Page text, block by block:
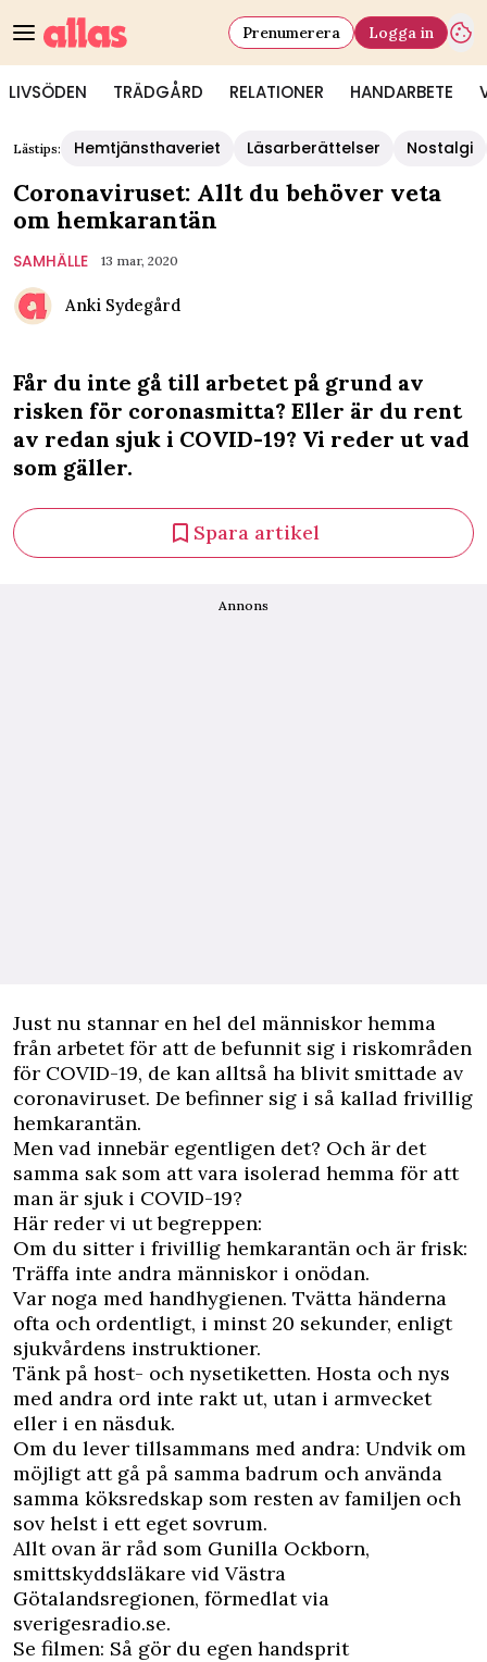
LIVSÖDEN TRÄDGÅRD RELATIONER HANDARBETE
Prenumerera Logga in
Lästips: Hemtjänsthaveriet Läsarberättelser Nostalgi
Coronaviruset: Allt du behöver veta
om hemkarantän
SAMHÄLLE 13 mar, 2020
Anki Sydegård
Får du inte gå till arbetet på grund av
risken för coronasmitta? Eller är du rent
av redan sjuk i COVID-19? Vi reder ut vad
som gäller.
Spara artikel
Annons
Just nu stannar en hel del människor hemma
från arbetet för att de befunnit sig i riskområden
för COVID-19, de kan alltså ha blivit smittade av
coronaviruset. De befinner sig i så kallad frivillig
hemkarantän.
Men vad innebär egentligen det? Och är det
samma sak som att vara isolerad hemma för att
man är sjuk i COVID-19?
Här reder vi ut begreppen:
Om du sitter i frivillig hemkarantän och är frisk:
Träffa inte andra människor i onödan.
Var noga med handhygienen. Tvätta händerna
ofta och ordentligt, i minst 20 sekunder, enligt
sjukvårdens instruktioner.
Tänk på host- och nysetiketten. Hosta och nys
med andra ord inte rakt ut, utan i armvecket
eller i en näsduk.
Om du lever tillsammans med andra: Undvik om
möjligt att gå på samma badrum och använda
samma köksredskap som resten av familjen och
sov helst i ett eget sovrum.
Allt ovan är råd som Gunilla Ockborn,
smittskyddsläkare vid Västra
Götalandsregionen, förmedlat via
sverigesradio.se.
Se filmen: Så gör du egen handsprit